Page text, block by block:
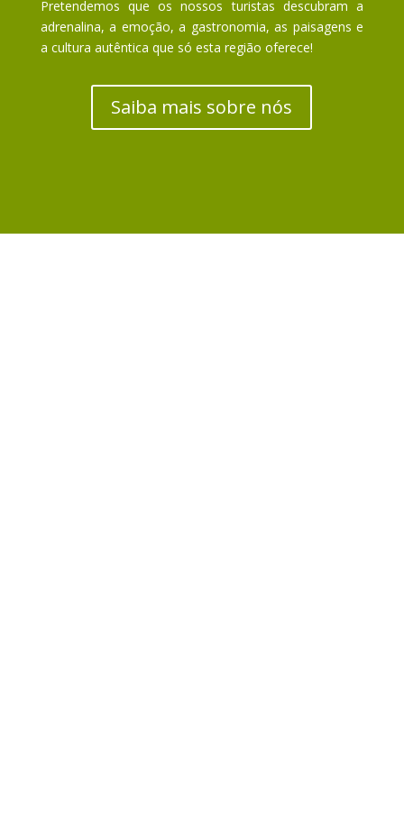
Pretendemos que os nossos turistas descubram a
adrenalina, a emoção, a gastronomia, as paisagens e
a cultura autêntica que só esta região oferece!
Saiba mais sobre nós